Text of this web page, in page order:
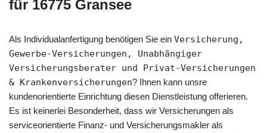
für 16775 Gransee
Als Individualanfertigung benötigen Sie ein Versicherung,
Gewerbe-Versicherungen, Unabhängiger
Versicherungsberater und Privat-Versicherungen
& Krankenversicherungen? Ihnen kann unsre
kundenorientierte Einrichtung diesen Dienstleistung offerieren.
Es ist keinerlei Besonderheit, dass wir Versicherungen als
serviceorientierte Finanz- und Versicherungsmakler als